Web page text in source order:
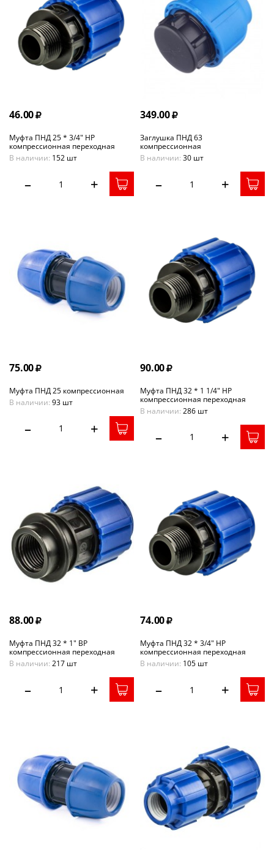
46.00
Муфта ПНД 25 * 3/4" НР
компрессионная переходная
В наличии: 152 шт
– +
349.00
Заглушка ПНД 63
компрессионная
В наличии: 30 шт
– +
75.00
Муфта ПНД 25 компрессионная
В наличии: 93 шт
– +
90.00
Муфта ПНД 32 * 1 1/4" НР
компрессионная переходная
В наличии: 286 шт
– +
88.00
Муфта ПНД 32 * 1" ВР
компрессионная переходная
В наличии: 217 шт
– +
74.00
Муфта ПНД 32 * 3/4" НР
компрессионная переходная
В наличии: 105 шт
– +